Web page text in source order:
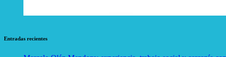
Entradas recientes